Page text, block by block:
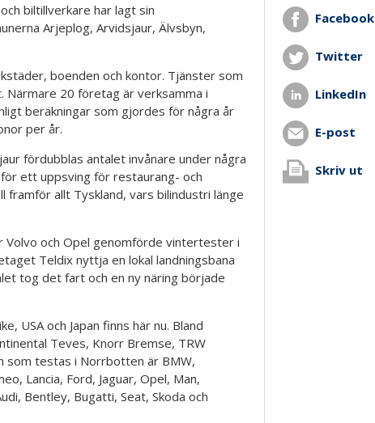
biltillverkare har lagt sin
Arjeplog, Arvidsjaur, Älvsbyn,
boenden och kontor. Tjänster som
20 företag är verksamma i
beräkningar som gjordes för några år
per år.
fördubblas antalet invånare under några
ett uppsving för restaurang- och
allt Tyskland, vars bilindustri länge
och Opel genomförde vintertester i
Teldix nyttja en lokal landningsbana
tog det fart och en ny näring började
USA och Japan finns här nu. Bland
Teves, Knorr Bremse, TRW
som testas i Norrbotten är BMW,
Lancia, Ford, Jaguar, Opel, Man,
Bentley, Bugatti, Seat, Skoda och
Facebook
Twitter
LinkedIn
E-post
Skriv ut